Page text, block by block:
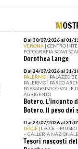
M
Dal 30/07/2026 al 01/
VERONA | CENTRO
FOTOGRAFIA SCAVI
Dorothea Lange
Dal 24/07/2026 al 31/
PALERMO | PALAZZO
PALERMO I PARCO
PAESAGGISTICO VALLE
AGRIGENTO
Botero. L’incanto
Botero. Il peso dei
Dal 24/07/2026 al 31/
LECCE | LECCE –
– GALLERIA
Tesori nascosti